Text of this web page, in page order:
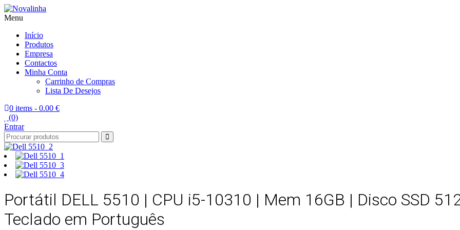
Novalinha
Informatica
Menu
Início
Produtos
Empresa
Contactos
Minha Conta
Carrinho de Compras
Lista De Desejos
0 items - 0.00 €
(0)
Entrar
Portátil DELL 5510 | CPU i5-10310 | Mem 16GB | Disco SSD
Teclado em Português